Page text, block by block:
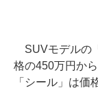
SUVモデルの
格の450万円か
「シール」は価